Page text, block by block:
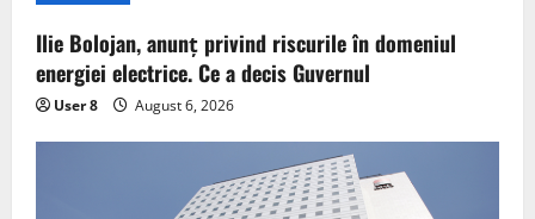
Ilie Bolojan, anunț privind riscurile în domeniul
energiei electrice. Ce a decis Guvernul
User 8 August 6, 2026